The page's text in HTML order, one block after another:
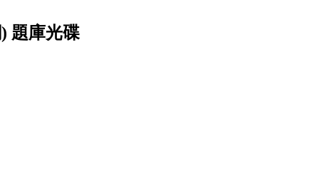
題庫光碟